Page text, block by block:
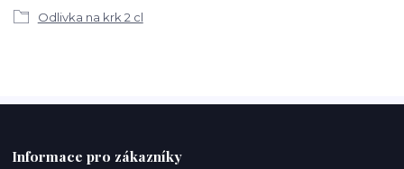
Odlivka na krk 2 cl
Informace pro zákazníky